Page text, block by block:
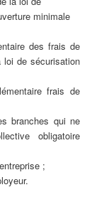
minimale
des frais de
loi de sécurisation
frais de
branches qui ne
obligatoire
;